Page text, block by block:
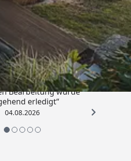
Shops
4,81/ 5
Bearbeitung wurde
erledigt“
04.08.2026